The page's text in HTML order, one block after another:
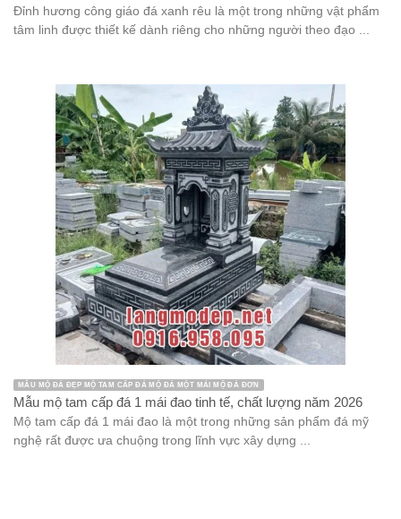
Đỉnh hương công giáo đá xanh rêu là một trong những vật phẩm
tâm linh được thiết kế dành riêng cho những người theo đạo ...
MẪU MỘ ĐÁ ĐẸP MỘ TAM CẤP ĐÁ MỘ ĐÁ MỘT MÁI MỘ ĐÁ ĐƠN
Mẫu mộ tam cấp đá 1 mái đao tinh tế, chất lượng năm 2026
Mộ tam cấp đá 1 mái đao là một trong những sản phẩm đá mỹ
nghệ rất được ưa chuộng trong lĩnh vực xây dựng ...